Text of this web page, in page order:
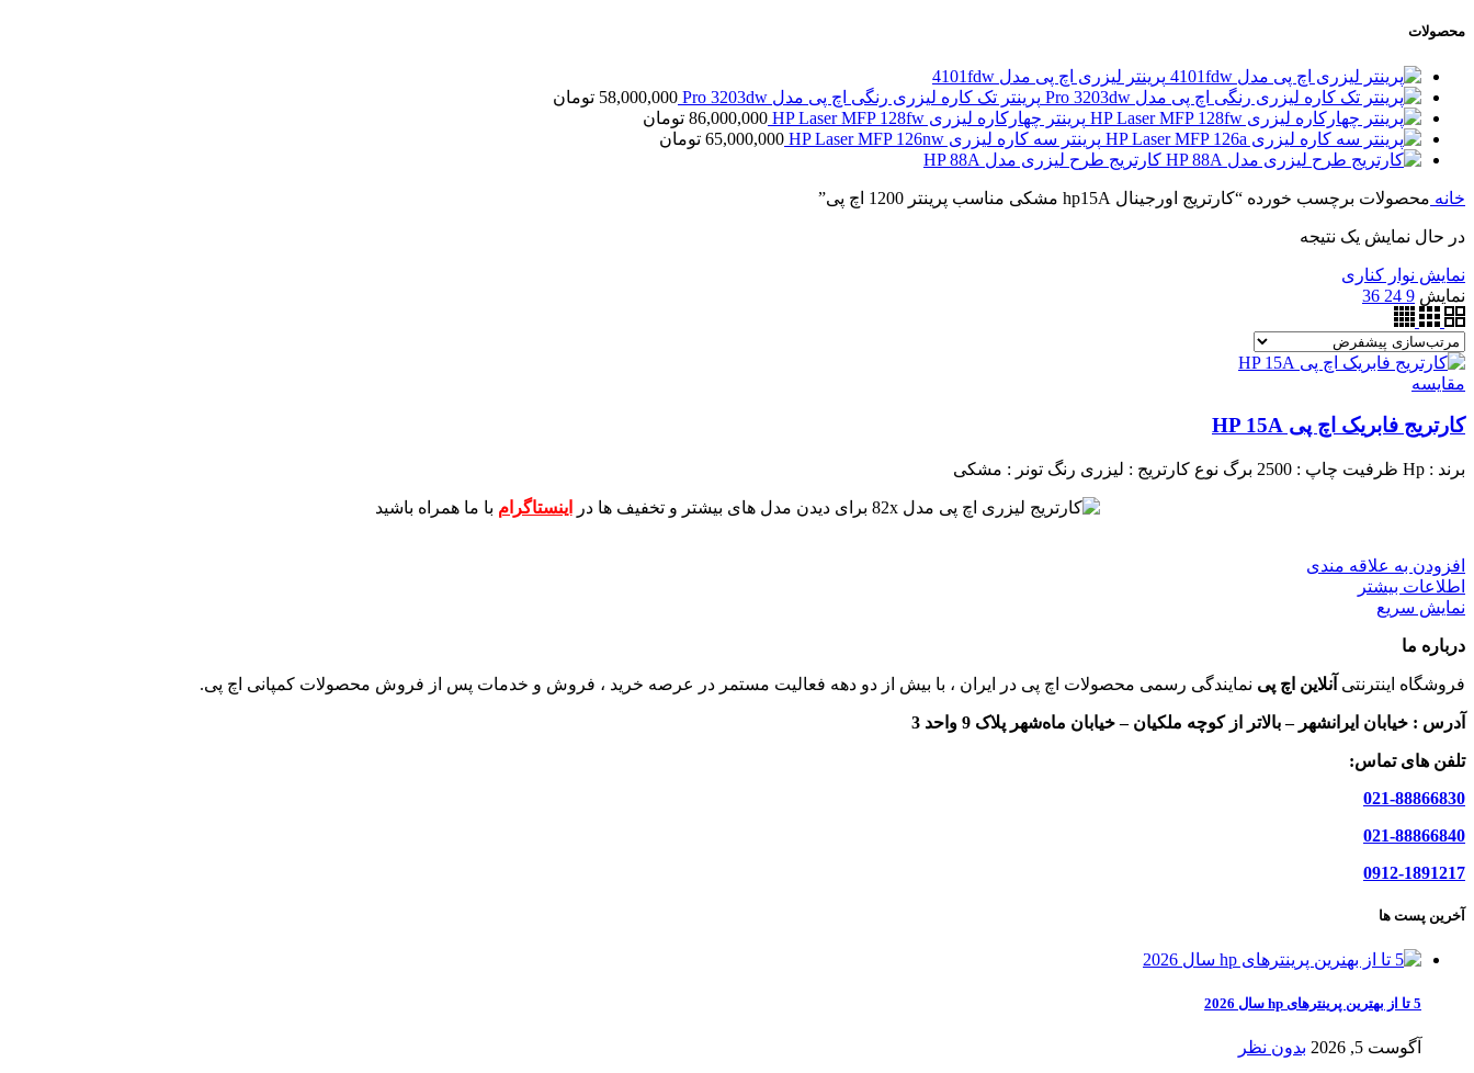
محصولات
پرینتر لیزری اچ پی مدل 4101fdw
پرینتر تک کاره لیزری رنگی اچ پی مدل Pro 3203dw
58,000,000 تومان
پرینتر چهارکاره لیزری HP Laser MFP 128fw
86,000,000 تومان
پرینتر سه کاره لیزری HP Laser MFP 126nw
65,000,000 تومان
کارتریج طرح لیزری مدل HP 88A
خانه محصولات برچسب خورده “کارتریج اورجینال hp15A مشکی مناسب پرینتر 1200 اچ پی”
در حال نمایش یک نتیجه
نمایش نوار کناری
نمایش 9
24
36
مقايسه
کارتریج فابریک اچ پی HP 15A
برند : Hp ظرفیت چاپ : 2500 برگ نوع کارتریج : لیزری رنگ تونر : مشکی
برای دیدن مدل های بیشتر و تخفیف ها در اینستاگرام با ما همراه باشید
افزودن به علاقه مندی
اطلاعات بیشتر
نمایش سریع
درباره ما
فروشگاه اینترنتی آنلاین اچ پی نمایندگی رسمی محصولات اچ پی در ایران ، با بیش از دو دهه فعالیت مستمر در عرصه خرید ، فروش و خدمات پس از فروش محصولات کمپانی اچ پی.
آدرس : خیابان ایرانشهر – بالاتر از کوچه ملکیان – خیابان ماه‌شهر پلاک 9 واحد 3
تلفن های تماس:
021-88866830
021-88866840
0912-1891217
آخرین پست ها
5 تا از بهترین پرینترهای hp سال 2026
آگوست 5, 2026 بدون نظر